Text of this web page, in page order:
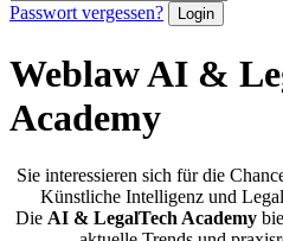
Passwort vergessen?
Weblaw AI &
Academy
Sie interessieren sich für die
Künstliche Intelligenz und
Die AI & LegalTech Academy